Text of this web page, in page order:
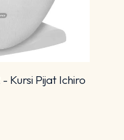
Kursi Pijat Ichiro